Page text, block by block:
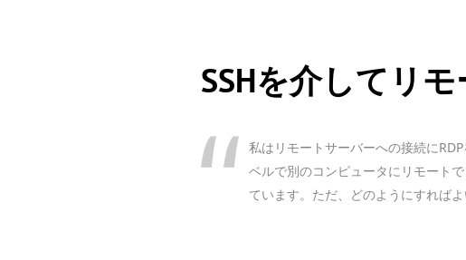
SSHを介してリ
私はリモートサーバーへの接続に
ベルで別のコンピュータにリモート
ています。ただ、どのようにすれば